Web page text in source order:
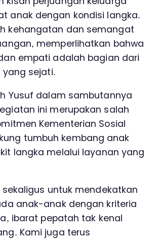
anak dengan kondisi langka.
kehangatan dan semangat
memperlihatkan bahwa
empati adalah bagian dari
sejati.
Yusuf dalam sambutannya
ini merupakan salah
Kementerian Sosial
tumbuh kembang anak
langka melalui layanan yang
sekaligus untuk mendekatkan
anak-anak dengan kriteria
ibarat pepatah tak kenal
Kami juga terus